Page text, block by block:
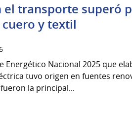
transporte superó
y textil
Energético Nacional 2025 que
tuvo origen en fuentes
la principal...